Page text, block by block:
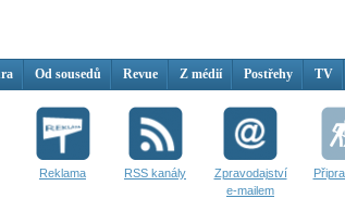
Od sousedů Revue Z médií Postřehy TV
Reklama RSS kanály
Zpravodajství
e-mailem